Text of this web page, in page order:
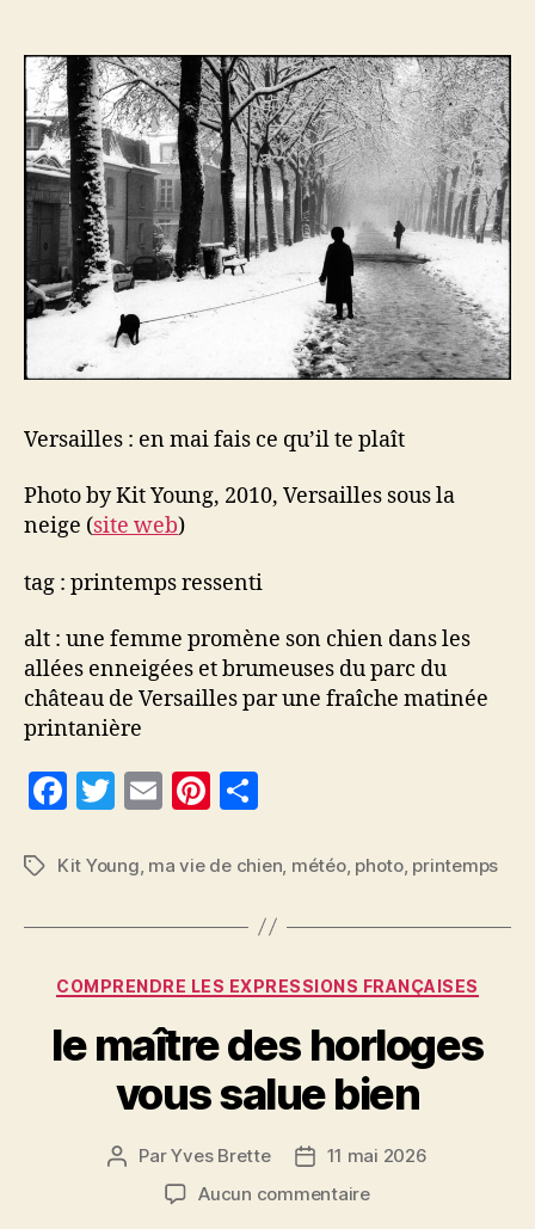
fais
ce
qu’il
te
plaît
Versailles : en mai fais ce qu’il te plaît
Photo by Kit Young, 2010, Versailles sous la
neige (site web)
tag : printemps ressenti
alt : une femme promène son chien dans les
allées enneigées et brumeuses du parc du
château de Versailles par une fraîche matinée
printanière
F
c
b
o
k
T
itt
E
ai
Pi
er
t
rt
a
g
er
Étiquettes
Kit Young ma vie de chien météo, photo, printemps
Catégories
COMPRENDRE LES EXPRESSIONS FRANÇAISES
le maître des horloges
vous salue bien
Auteur
l’article
ParYves Brette
Date11 mai 2026
Aucun commentairesur